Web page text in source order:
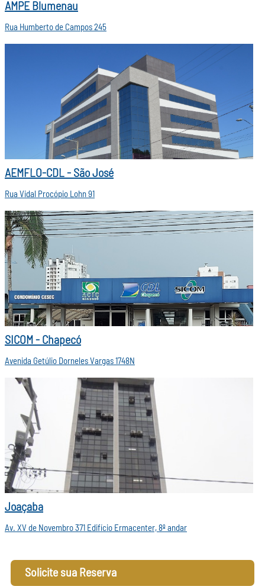
AMPE Blumenau
Rua Humberto de Campos 245
AEMFLO-CDL - São José
Rua Vidal Procópio Lohn 91
SICOM - Chapecó
Avenida Getúlio Dorneles Vargas 1748N
Joaçaba
Av. XV de Novembro 371 Edifício Ermacenter, 8º andar
Solicite sua Reserva